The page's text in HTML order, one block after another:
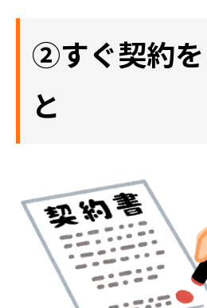
選ばれる理由
②すぐ契約を
と